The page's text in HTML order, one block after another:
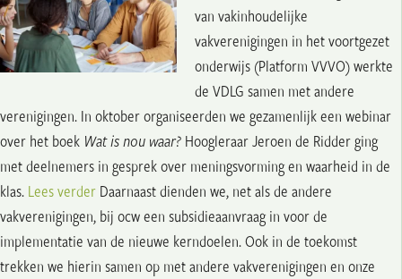
van vakinhoudelijke
vakverenigingen in het voortgezet
onderwijs (Platform VVVO) werkte
de VDLG samen met andere
verenigingen. In oktober organiseerden we gezamenlijk een webinar
over het boek Wat is nou waar? Hoogleraar Jeroen de Ridder ging
met deelnemers in gesprek over meningsvorming en waarheid in de
klas. Lees verder Daarnaast dienden we, net als de andere
vakverenigingen, bij ocw een subsidieaanvraag in voor de
implementatie van de nieuwe kerndoelen. Ook in de toekomst
trekken we hierin samen op met andere vakverenigingen en onze